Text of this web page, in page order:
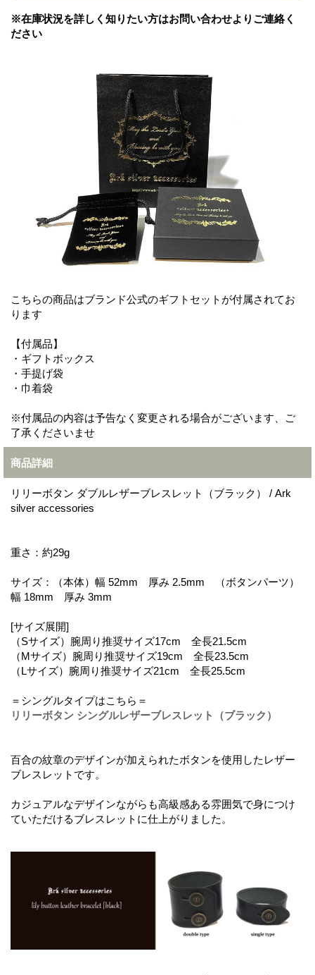
※在庫状況を詳しく知りたい方はお問い合わせよりご連絡く
ださい
こちらの商品はブランド公式のギフトセットが付属されてお
ります
【付属品】
・ギフトボックス
・手提げ袋
・巾着袋
※付属品の内容は予告なく変更される場合がございます、ご
了承くださいませ
商品詳細
リリーボタン ダブルレザーブレスレット（ブラック） / Ark
silver accessories
重さ：約29g
サイズ：（本体）幅 52mm 厚み 2.5mm （ボタンパーツ）
幅 18mm 厚み 3mm
[サイズ展開]
（Sサイズ）腕周り推奨サイズ17cm 全長21.5cm
（Mサイズ）腕周り推奨サイズ19cm 全長23.5cm
（Lサイズ）腕周り推奨サイズ21cm 全長25.5cm
＝シングルタイプはこちら＝
リリーボタン シングルレザーブレスレット（ブラック）
百合の紋章のデザインが加えられたボタンを使用したレザー
ブレスレットです。
カジュアルなデザインながらも高級感ある雰囲気で身につけ
ていただけるブレスレットに仕上がりました。